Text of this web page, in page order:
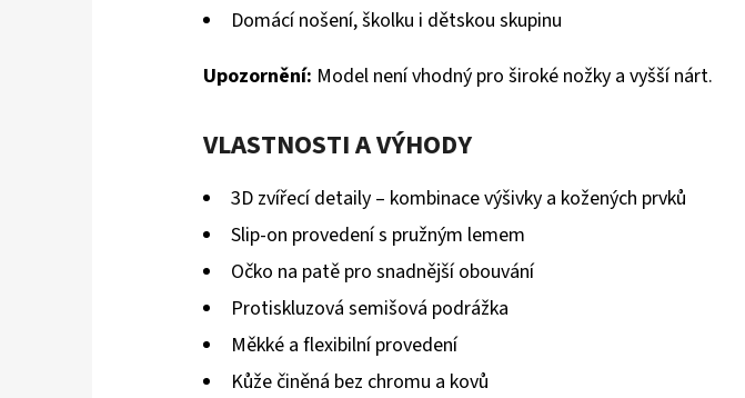
hvězdiček.
Domácí nošení, školku i dětskou skupinu
Upozornění: Model není vhodný pro široké nožky a vyšší nárt.
VLASTNOSTI A VÝHODY
3D zvířecí detaily – kombinace výšivky a kožených prvků
Slip-on provedení s pružným lemem
Očko na patě pro snadnější obouvání
Protiskluzová semišová podrážka
Měkké a flexibilní provedení
Kůže činěná bez chromu a kovů